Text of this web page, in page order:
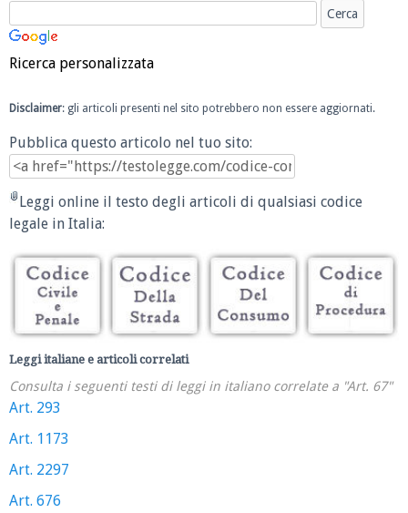
Ricerca personalizzata
Disclaimer: gli articoli presenti nel sito potrebbero non essere aggiornati.
Pubblica questo articolo nel tuo sito:
Leggi online il testo degli articoli di qualsiasi codice
legale in Italia:
Leggi italiane e articoli correlati
Consulta i seguenti testi di leggi in italiano correlate a "Art. 67"
Art. 293
Art. 1173
Art. 2297
Art. 676